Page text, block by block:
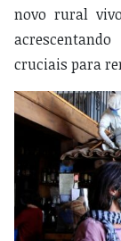
novo rural
cruciais para